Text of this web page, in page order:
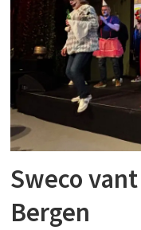
Sweco
Bergen